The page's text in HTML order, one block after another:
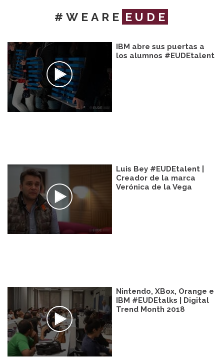
#WEARE EUDE
IBM abre sus puertas a
los alumnos #EUDEtalent
Luis Bey #EUDEtalent |
Creador de la marca
Verónica de la Vega
Nintendo, XBox, Orange e
IBM #EUDEtalks | Digital
Trend Month 2018